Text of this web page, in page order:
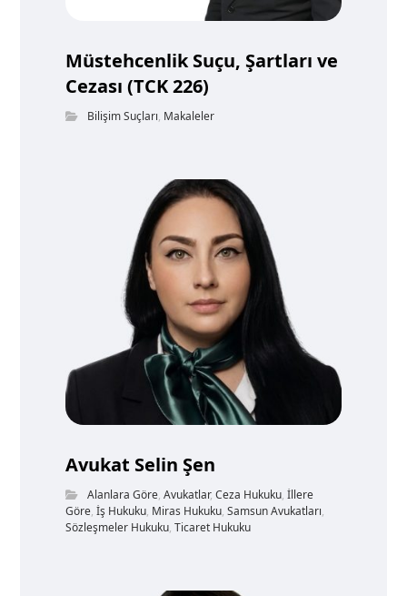
Müstehcenlik Suçu, Şartları ve
Cezası (TCK 226)
Bilişim Suçları, Makaleler
Avukat Selin Şen
Alanlara Göre,Avukatlar,Ceza Hukuku,İllere
Göre,İş Hukuku, Miras Hukuku,Samsun Avukatları,
Sözleşmeler Hukuku,Ticaret Hukuku